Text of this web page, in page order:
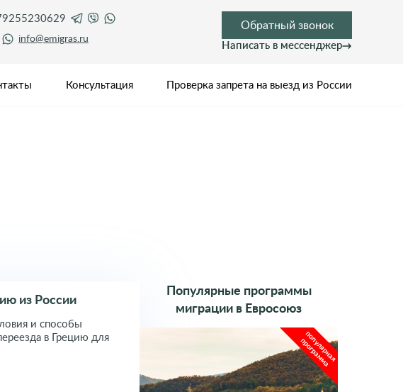
info@emigras.ru
Обратный звонок
Написать в мессенджер
Консультация Проверка запрета на выезд из России
из России
и способы
в Грецию для
Популярные программы
миграции в Евросоюз
популярная
программа